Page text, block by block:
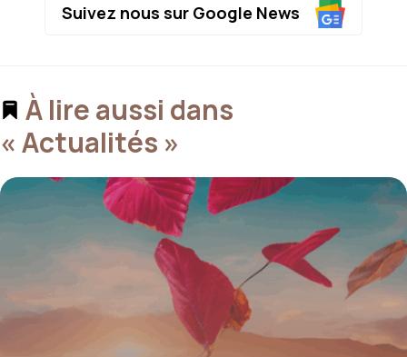
Suivez nous sur Google News
À lire aussi dans
« Actualités »